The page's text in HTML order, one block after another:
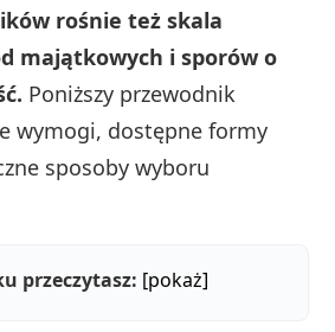
rośnie też skala
majątkowych i sporów o
Poniższy przewodnik
wymogi, dostępne formy
sposoby wyboru
przeczytasz: [pokaż]